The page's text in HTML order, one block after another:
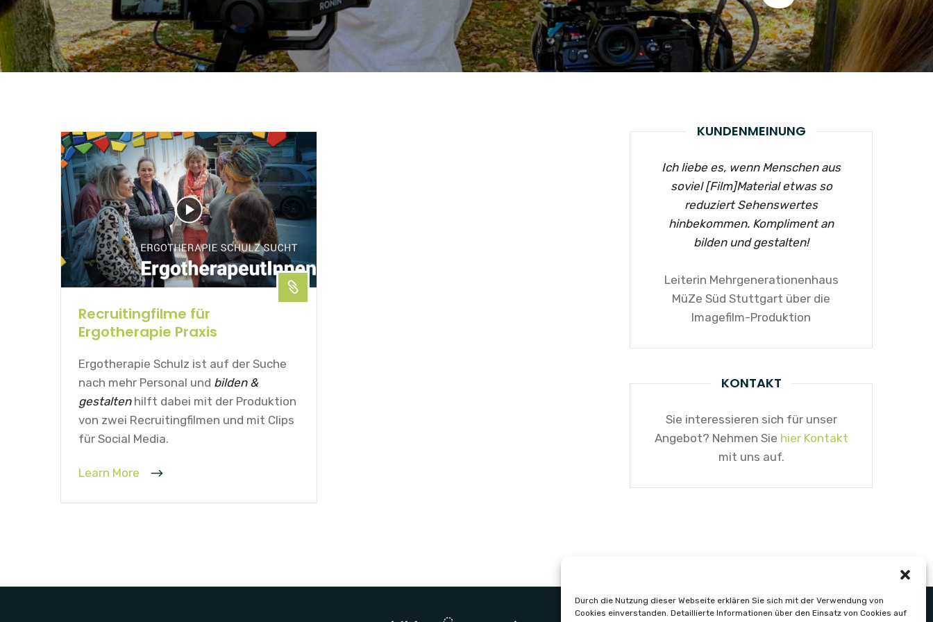
Durch die Nutzung dieser Webseite erklären Sie sich mit der Verwendung von
Cookies einverstanden. Detaillierte Informationen über den Einsatz von Cookies auf
Recruitingfilme für
Ergotherapie Praxis
Ergotherapie Schulz ist auf der Suche
nach mehr Personal und bilden &
gestaltenhilft dabei mit der Produktion
von zwei Recruitingfilmen und mit Clips
für Social Media.
Learn More
KUNDENMEINUNG
Ich liebe es, wenn Menschen aus
soviel [Film]Material etwas so
reduziert Sehenswertes
hinbekommen. Kompliment an
bilden und gestalten!
Leiterin Mehrgenerationenhaus
MüZe Süd Stuttgart über die
Imagefilm-Produktion
KONTAKT
Sie interessieren sich für unser
Angebot? Nehmen Sie hier Kontakt
mit uns auf.